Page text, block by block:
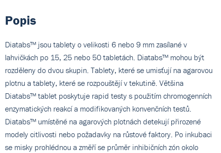
Popis
Diatabs™ jsou tablety o velikosti 6 nebo 9 mm zasílané v
lahvičkách po 15, 25 nebo 50 tabletách. Diatabs™ mohou být
rozděleny do dvou skupin. Tablety, které se umisťují na agarovou
plotnu a tablety, které se rozpouštějí v tekutině. Většina
Diatabs™ tablet poskytuje rapid testy s použitím chromogenních
enzymatických reakcí a modifikovaných konvenčních testů.
Diatabs™ umístěné na agarových plotnách detekují přirozené
modely citlivosti nebo požadavky na růstové faktory. Po inkubaci
se misky prohlédnou a změří se průměr inhibičních zón okolo